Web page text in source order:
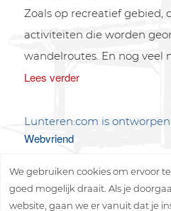
Zoals op recreatief gebied,
activiteiten die worden
wandelroutes. En nog veel
Lees verder
Lunteren.com is
Webvriend
We gebruiken cookies om ervoor
goed mogelijk draait. Als je
website, gaan we er vanuit dat je